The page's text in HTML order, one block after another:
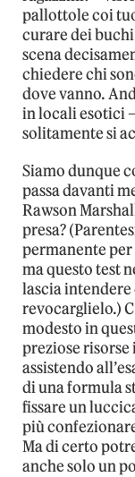
pallottole coi
curare dei
scena
chiedere chi
dove vanno.
in locali esotici
solitamente si
Siamo dunque
passa davanti
Rawson
presa?
permanente
ma questo test
lascia intendere
revocarglielo.)
modesto in
preziose risorse
assistendo
di una formula
fissare un
più
Ma di certo
anche solo un